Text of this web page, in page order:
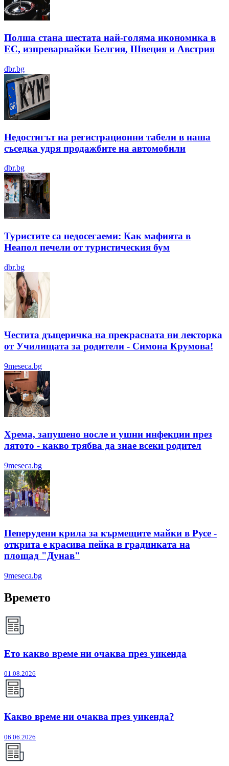
Полша стана шестата най-голяма икономика в
ЕС, изпреварвайки Белгия, Швеция и Австрия
dbr.bg
Недостигът на регистрационни табели в наша
съседка удря продажбите на автомобили
dbr.bg
Туристите са недосегаеми: Как мафията в
Неапол печели от туристическия бум
dbr.bg
Честита дъщеричка на прекрасната ни лекторка
от Училищата за родители - Симона Крумова!
9meseca.bg
Хрема, запушено носле и ушни инфекции през
лятотo - какво трябва да знае всеки родител
9meseca.bg
Пеперудени крила за кърмещите майки в Русе -
открита е красива пейка в градинката на
площад "Дунав"
9meseca.bg
Времето
Ето какво време ни очаква през уикенда
01.08.2026
Какво време ни очаква през уикенда?
06.06.2026